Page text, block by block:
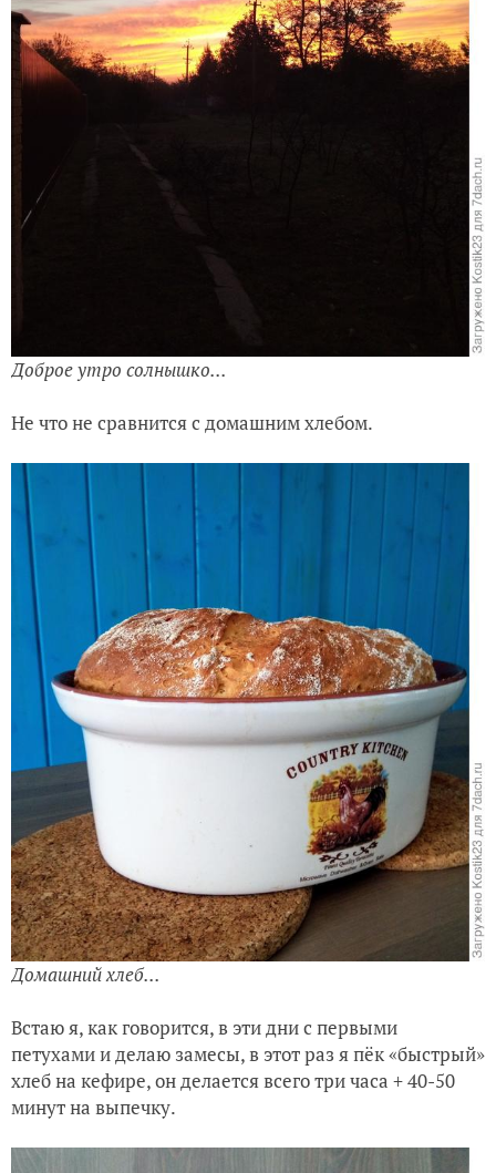
Доброе утро солнышко...
Не что не сравнится с домашним хлебом.
Домашний хлеб...
Встаю я, как говорится, в эти дни с первыми
петухами и делаю замесы, в этот раз я пёк «быстрый»
хлеб на кефире, он делается всего три часа + 40-50
минут на выпечку.